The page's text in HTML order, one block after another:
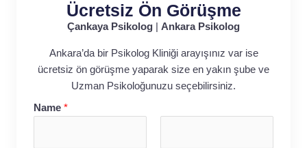
Ücretsiz Ön Görüşme
Çankaya Psikolog Ankara Psikolog
Ankara’da bir Psikolog Kliniği arayışınız var ise
ücretsiz ön görüşme yaparak size en yakın şube ve
Uzman Psikoloğunuzu seçebilirsiniz.
Name *